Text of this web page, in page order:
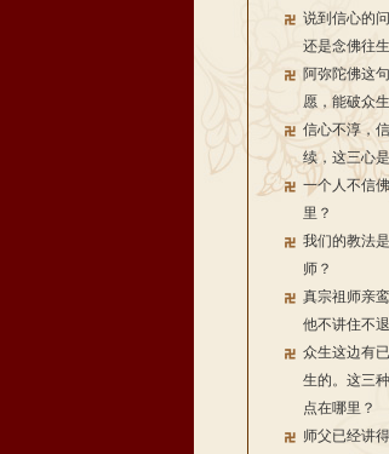
说到信心的
还是念佛往
阿弥陀佛这
愿，能破众
信心不淳，
续，这三心
一个人不信
里？
我们的教法
师？
真宗祖师亲
他不讲住不
众生这边有
生的。这三
点在哪里？
师父已经讲